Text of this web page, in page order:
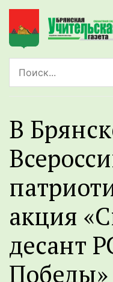
В
акция
десант
Победы»